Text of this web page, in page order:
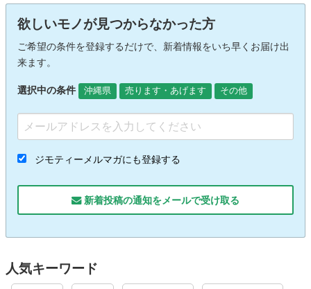
欲しいモノが見つからなかった方
ご希望の条件を登録するだけで、新着情報をいち早くお届け出
来ます。
選択中の条件 沖縄県 売ります・あげます その他
ジモティーメルマガにも登録する
新着投稿の通知をメールで受け取る
人気キーワード